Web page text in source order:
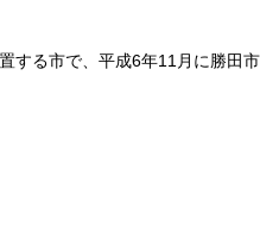
する市で、平成6年11月に勝田